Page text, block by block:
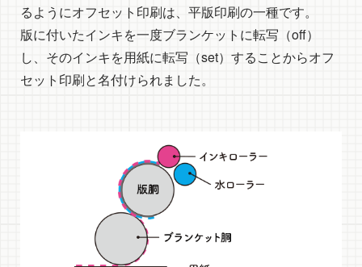
るようにオフセット印刷は、平版印刷の一種です。
版に付いたインキを一度ブランケットに転写（off）
し、そのインキを用紙に転写（set）することからオフ
セット印刷と名付けられました。